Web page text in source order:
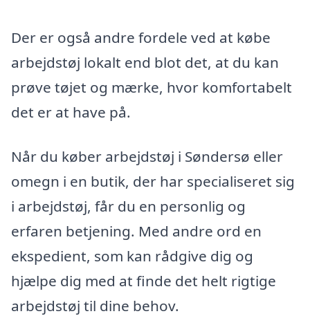
Der er også andre fordele ved at købe
arbejdstøj lokalt end blot det, at du kan
prøve tøjet og mærke, hvor komfortabelt
det er at have på.
Når du køber arbejdstøj i Søndersø eller
omegn i en butik, der har specialiseret sig
i arbejdstøj, får du en personlig og
erfaren betjening. Med andre ord en
ekspedient, som kan rådgive dig og
hjælpe dig med at finde det helt rigtige
arbejdstøj til dine behov.